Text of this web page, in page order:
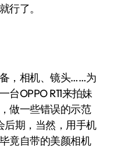
行了。
，相机、镜头……为
台OPPO R11来拍妹
做一些错误的示范
后期，当然，用手机
竟自带的美颜相机